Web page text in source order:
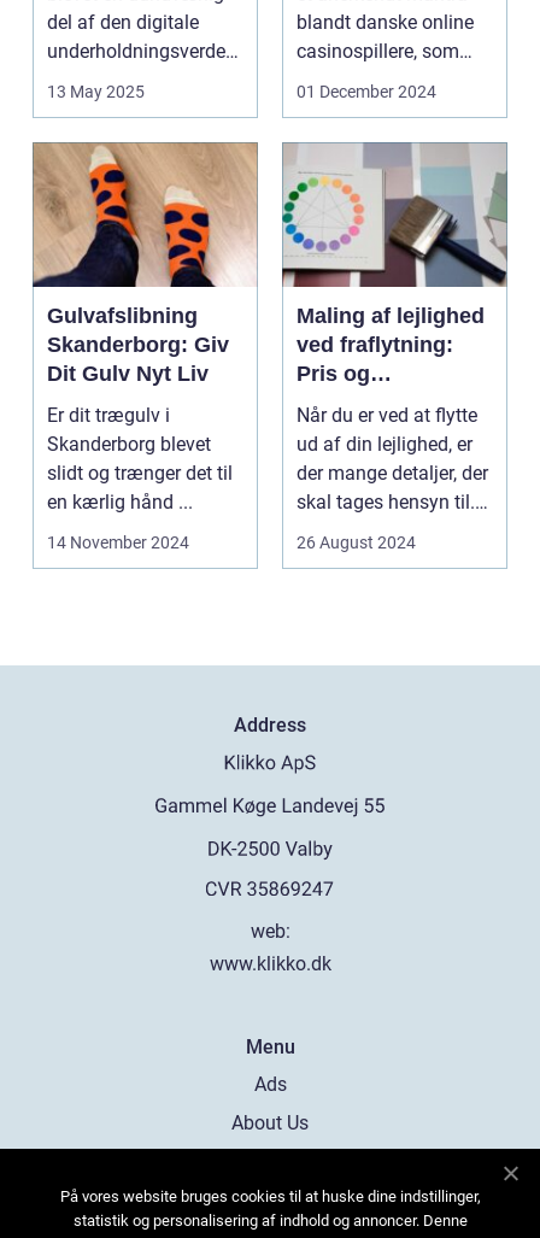
del af den digitale
underholdningsverden.
Med den stad...
13 May 2025
blandt danske online
casinospillere, som
søger unde...
01 December 2024
Gulvafslibning
Skanderborg: Giv
Dit Gulv Nyt Liv
Er dit trægulv i
Skanderborg blevet
slidt og trænger det til
en kærlig hånd ...
14 November 2024
Maling af lejlighed
ved fraflytning:
Pris og
overvejelser
Når du er ved at flytte
ud af din lejlighed, er
der mange detaljer, der
skal tages hensyn til.
En af...
26 August 2024
Address
web:
www.klikko.dk
Menu
Ads
About Us
Contact
På vores website bruges cookies til at huske dine indstillinger,
statistik og personalisering af indhold og annoncer. Denne